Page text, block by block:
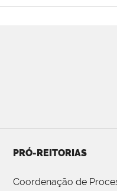
PRÓ-REITORIAS
Coordenação de